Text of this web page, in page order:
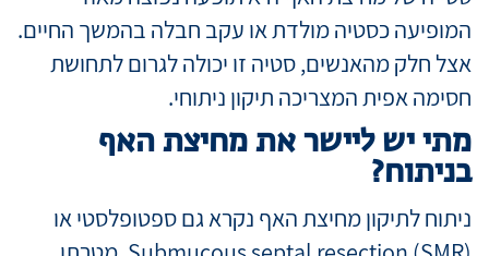
המופיעה כסטיה מולדת או עקב חבלה בהמשך החיים.
אצל חלק מהאנשים, סטיה זו יכולה לגרום לתחושת
חסימה אפית המצריכה תיקון ניתוחי.
מתי יש ליישר את מחיצת האף
בניתוח?
ניתוח לתיקון מחיצת האף נקרא גם ספטופלסטי או